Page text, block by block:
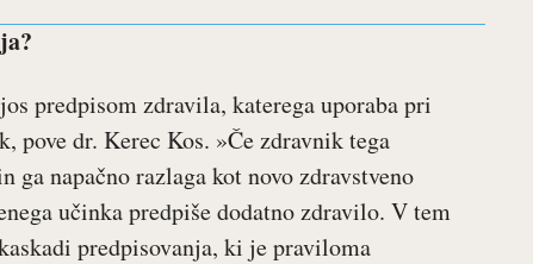
predpisom zdravila, katerega uporaba pri
pove dr. Kerec Kos. »Če zdravnik tega
ga napačno razlaga kot novo zdravstveno
učinka predpiše dodatno zdravilo. V tem
predpisovanja, ki je praviloma